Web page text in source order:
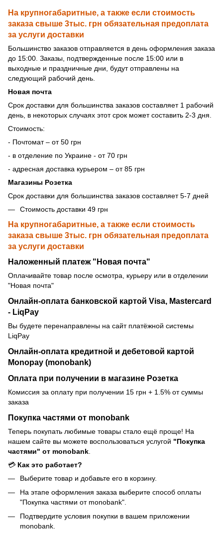
На крупногабаритные, а также если стоимость
заказа свыше 3тыс. грн обязательная предоплата
за услуги доставки
Большинство заказов отправляется в день оформления заказа
до 15:00. Заказы, подтвержденные после 15:00 или в
выходные и праздничные дни, будут отправлены на
следующий рабочий день.
Новая почта
Срок доставки для большинства заказов составляет 1 рабочий
день, в некоторых случаях этот срок может составить 2-3 дня.
Стоимость:
- Почтомат – от 50 грн
- в отделение по Украине - от 70 грн
- адресная доставка курьером – от 85 грн
Магазины Розетка
Срок доставки для большинства заказов составляет 5-7 дней
Стоимость доставки 49 грн
На крупногабаритные, а также если стоимость
заказа свыше 3тыс. грн обязательная предоплата
за услуги доставки
Наложенный платеж "Новая почта"
Оплачивайте товар после осмотра, курьеру или в отделении
"Новая почта"
Онлайн-оплата банковской картой Visa, Mastercard
- LiqPay
Вы будете перенаправлены на сайт платёжной системы
LiqPay
Онлайн-оплата кредитной и дебетовой картой
Monopay (monobank)
Оплата при получении в магазине Розетка
Комиссия за оплату при получении 15 грн + 1.5% от суммы
заказа
Покупка частями от monobank
Теперь покупать любимые товары стало ещё проще! На
нашем сайте вы можете воспользоваться услугой "Покупка
частями" от monobank
💳 Как это работает?
Выберите товар и добавьте его в корзину.
На этапе оформления заказа выберите способ оплаты
"Покупка частями от monobank".
Подтвердите условия покупки в вашем приложении
monobank.